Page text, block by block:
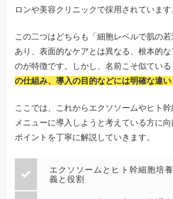
ロンや美容クリニックで採用されています
この二つはどちらも「細胞レベルで肌の
あり、表面的なケアとは異なる、根本的
のが特徴です。しかし、名前こそ似ている
の仕組み、導入の目的などには明確な違い
ここでは、これからエクソソームやヒト
メニューに導入しようと考えている方に
ポイントを丁寧に解説していきます。
エクソソームとヒト幹細胞培
義と役割